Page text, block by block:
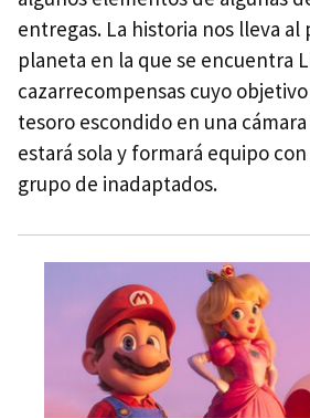
entregas. La historia nos lleva al
planeta en la que se encuentra
cazarrecompensas cuyo
tesoro escondido en una
estará sola y formará equipo
grupo de inadaptados.